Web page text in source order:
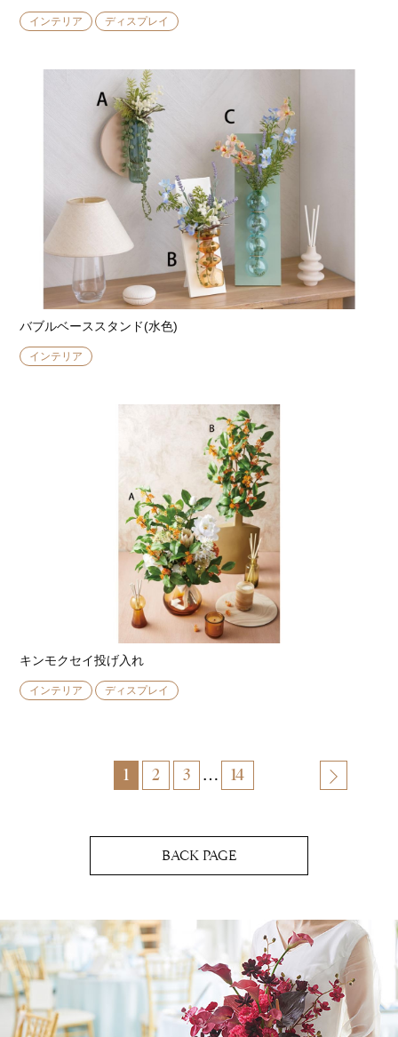
インテリア ディスプレイ
バブルベーススタンド(水色)
インテリア
キンモクセイ投げ入れ
インテリア ディスプレイ
1 2 3 … 14
BACK PAGE